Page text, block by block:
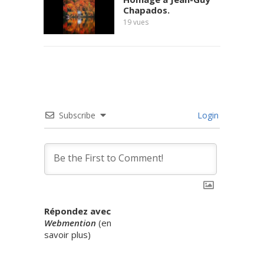
Chapados.
19vues
Subscribe Login
Répondez avec
Webmention (en
savoir plus)